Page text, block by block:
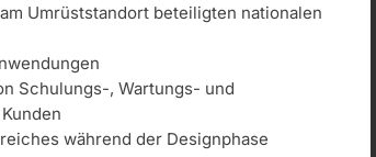
Umrüststandort beteiligten nationalen
Schulungs-, Wartungs- und
während der Designphase